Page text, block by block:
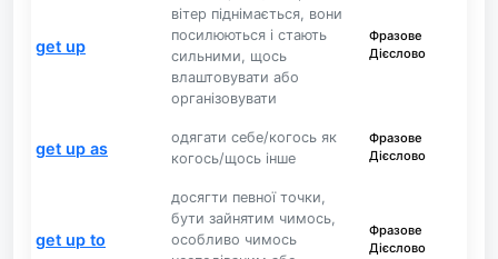
get up
вітер піднімається, вони
посилюються і стають
сильними, щось
влаштовувати або
організовувати
Фразове
Дієслово
get up as
одягати себе/когось як
когось/щось інше
Фразове
Дієслово
get up to
досягти певної точки,
бути зайнятим чимось,
особливо чимось
Фразове
Дієслово